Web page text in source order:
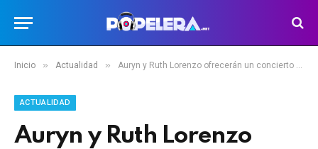
Inicio » Actualidad » Auryn y Ruth Lorenzo ofrecerán un concierto juntos el próximo 19 de junio
ACTUALIDAD
Auryn y Ruth Lorenzo